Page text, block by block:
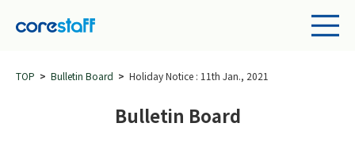
TOP Bulletin Board Holiday Notice : 11th Jan., 2021
Bulletin Board